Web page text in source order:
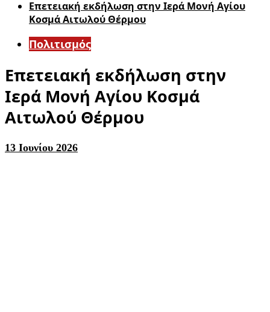
Επετειακή εκδήλωση στην Ιερά Μονή Αγίου
Κοσμά Αιτωλού Θέρμου
Πολιτισμός
Επετειακή εκδήλωση στην
Ιερά Μονή Αγίου Κοσμά
Αιτωλού Θέρμου
13 Ιουνίου 2026